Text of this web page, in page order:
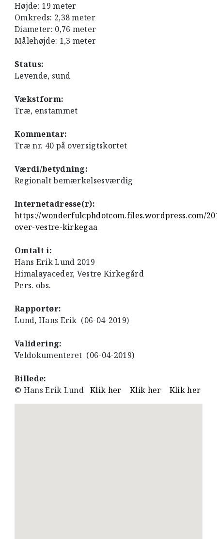
Højde: 19 meter
Omkreds: 2,38 meter
Diameter: 0,76 meter
Målehøjde: 1,3 meter
Status:
Levende, sund
Vækstform:
Træ, enstammet
Kommentar:
Træ nr. 40 på oversigtskortet
Værdi/betydning:
Regionalt bemærkelsesværdig
Internetadresse(r):
https://wonderfulcphdotcom.files.wordpress.com/
over-vestre-kirkegaa
Omtalt i:
Hans Erik Lund 2019
Himalayaceder, Vestre Kirkegård
Pers. obs.
Rapportør:
Lund, Hans Erik (06-04-2019)
Validering:
Veldokumenteret (06-04-2019)
Billede:
© Hans Erik LundKlik her Klik her Klik her